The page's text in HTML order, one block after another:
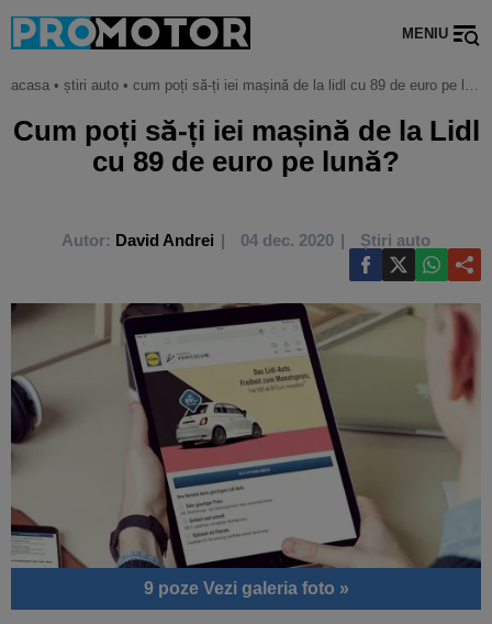
MENIU
acasa • știri auto • cum poți să-ți iei mașină de la lidl cu 89 de euro pe lună?
Cum poți să-ți iei mașină de la Lidl
cu 89 de euro pe lună?
Autor: David Andrei 04 dec. 2020 Știri auto
9 poze Vezi galeria foto »